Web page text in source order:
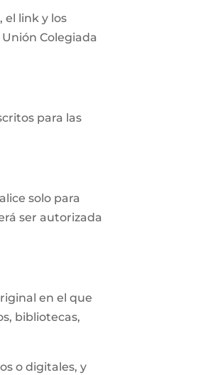
el link y los
Colegiada
para las
solo para
ser autorizada
en el que
bibliotecas,
o digitales, y